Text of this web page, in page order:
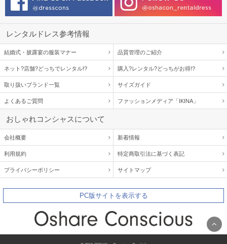
レンタルドレス参考情報
結婚式・披露宴の服装マナー 品質管理のご紹介
ネット?店舗?どっちでレンタル!? 購入?レンタル?どっちがお得!?
取り扱いブランド一覧 サイズガイド
よくあるご質問 ファッションメディア「IKINA」
おしゃれコンシャスについて
会社概要 新着情報
利用規約 特定商取引法に基づく表記
プライバシーポリシー サイトマップ
PC版サイトを表示する